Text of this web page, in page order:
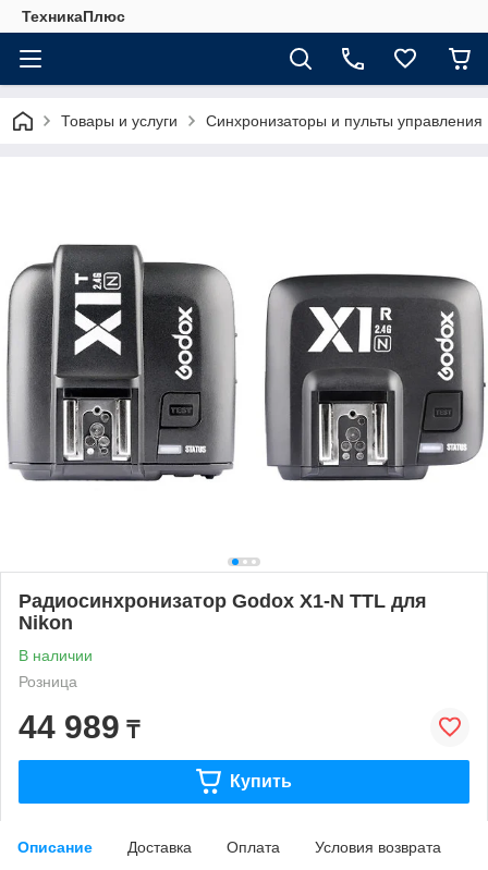
ТехникаПлюс
Товары и услуги Синхронизаторы и пульты управления
Радиосинхронизатор Godox X1-N TTL для
Nikon
В наличии
Розница
44 989 ₸
Купить
Описание Доставка Оплата Условия возврата